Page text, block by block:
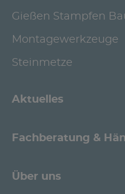
Gießen Stampfen
Montagewerkzeuge
Steinmetze
Aktuelles
Fachberatung &
Über uns